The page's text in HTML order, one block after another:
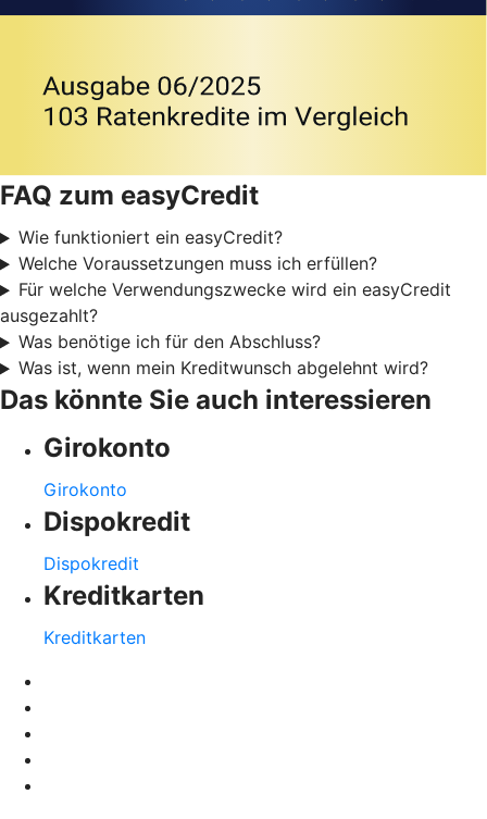
FAQ zum easyCredit
Wie funktioniert ein easyCredit?
Welche Voraussetzungen muss ich erfüllen?
Für welche Verwendungszwecke wird ein easyCredit
ausgezahlt?
Was benötige ich für den Abschluss?
Was ist, wenn mein Kreditwunsch abgelehnt wird?
Das könnte Sie auch interessieren
Girokonto
Girokonto
Dispokredit
Dispokredit
Kreditkarten
Kreditkarten